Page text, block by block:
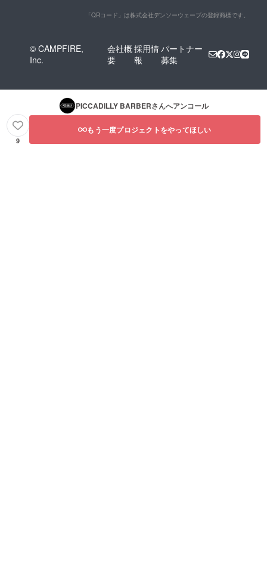
「QRコード」は株式会社デンソーウェーブの登録商標です。
© CAMPFIRE,
Inc.
会社概
要
採用情
報
パートナー
募集
PICCADILLY BARBERさんへアンコール
9
もう一度プロジェクトをやってほしい